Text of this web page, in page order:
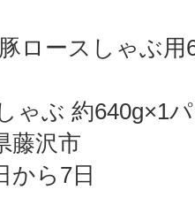
ロースしゃぶ用
ゃぶ 約640g×1
藤沢市
から7日